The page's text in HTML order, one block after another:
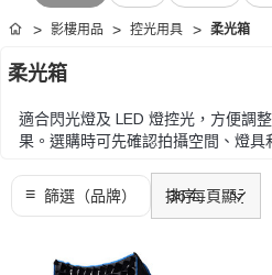
首頁 影樓用品 控光用具 柔光箱
柔光箱
適合閃光燈及 LED 燈控光，方便調
果。選購時可先確認拍攝空間、燈
選購時可先確認拍攝空間、燈具和背
式、收納和套裝配搭。